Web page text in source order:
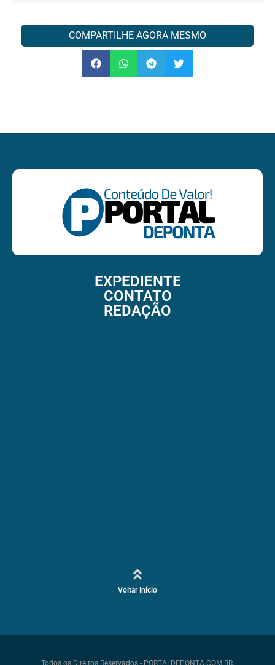
COMPARTILHE AGORA MESMO
EXPEDIENTE
CONTATO
REDAÇÃO
Voltar Início
Todos os Direitos Reservados - PORTALDEPONTA.COM.BR.